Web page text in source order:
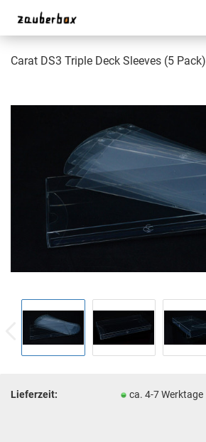
Carat DS3 Triple Deck Sleeves (5 Pack)
Lieferzeit: ca. 4-7 Werktage